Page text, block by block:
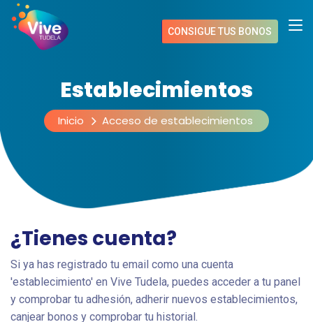
CONSIGUE TUS BONOS
Establecimientos
Inicio Acceso de establecimientos
¿Tienes cuenta?
Si ya has registrado tu email como una cuenta
'establecimiento' en Vive Tudela, puedes acceder a tu panel
y comprobar tu adhesión, adherir nuevos establecimientos,
canjear bonos y comprobar tu historial.